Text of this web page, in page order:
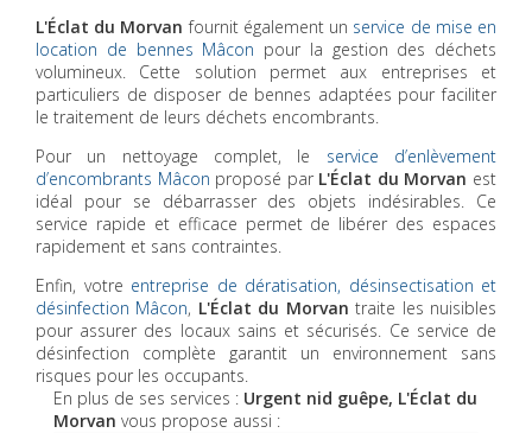
L'Éclat du Morvan fournit également un service de mise en
location de bennes Mâcon pour la gestion des déchets
volumineux. Cette solution permet aux entreprises et
particuliers de disposer de bennes adaptées pour faciliter
le traitement de leurs déchets encombrants.
Pour un nettoyage complet, le service d’enlèvement
d’encombrants Mâcon proposé par L'Éclat du Morvan est
idéal pour se débarrasser des objets indésirables. Ce
service rapide et efficace permet de libérer des espaces
rapidement et sans contraintes.
Enfin, votre entreprise de dératisation, désinsectisation et
désinfection Mâcon, L'Éclat du Morvan traite les nuisibles
pour assurer des locaux sains et sécurisés. Ce service de
désinfection complète garantit un environnement sans
risques pour les occupants.
En plus de ses services : Urgent nid guêpe, L'Éclat du
Morvan vous propose aussi :